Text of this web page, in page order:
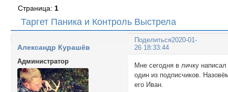
Таргет Паника и Контроль Выстрела
Страница: 1
Поделиться2020-01-
26 18:33:44
Александр Курашёв
Администратор
Мне сегодня в личку написал
один из подписчиков.
его Иван.